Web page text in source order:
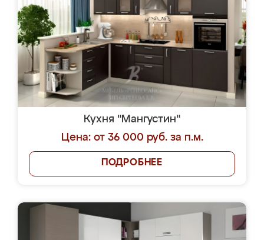
Кухня "Мангустин"
Цена: от 36 000 руб. за п.м.
ПОДРОБНЕЕ